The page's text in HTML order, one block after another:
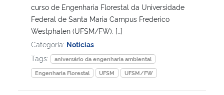
Ministério da Ciência, Tecnologia, Inovações e Comunicações
Ministério do Meio Ambiente
Ministério do Turismo
Ministério do Desenvolvimento Regional
curso de Engenharia Florestal da Universidade
Federal de Santa Maria Campus Frederico
Westphalen (UFSM/FW). […]
Categoria: Notícias
Tags:
aniversário da engenharia ambiental
Engenharia Florestal
UFSM UFSM/FW